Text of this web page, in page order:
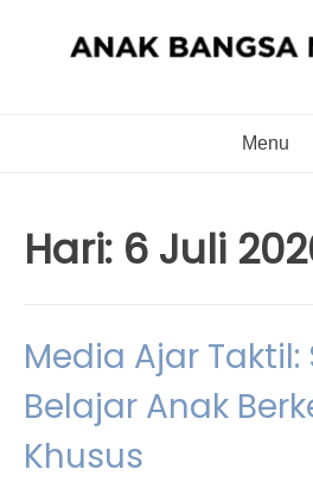
Menu
Hari: 6 Juli
Media Ajar Taktil:
Belajar Anak
Khusus